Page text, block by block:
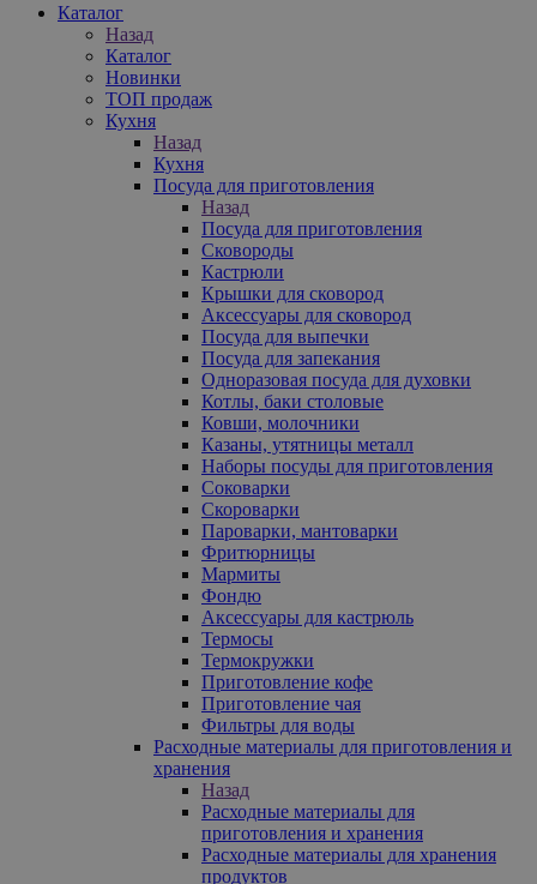
Каталог
Назад
Каталог
Новинки
ТОП продаж
Кухня
Назад
Кухня
Посуда для приготовления
Назад
Посуда для приготовления
Сковороды
Кастрюли
Крышки для сковород
Аксессуары для сковород
Посуда для выпечки
Посуда для запекания
Одноразовая посуда для духовки
Котлы, баки столовые
Ковши, молочники
Казаны, утятницы металл
Наборы посуды для приготовления
Соковарки
Скороварки
Пароварки, мантоварки
Фритюрницы
Мармиты
Фондю
Аксессуары для кастрюль
Термосы
Термокружки
Приготовление кофе
Приготовление чая
Фильтры для воды
Расходные материалы для приготовления и
хранения
Назад
Расходные материалы для
приготовления и хранения
Расходные материалы для хранения
продуктов